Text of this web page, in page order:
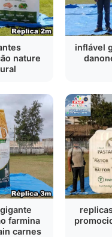
nature
inflável
farmina
carnes